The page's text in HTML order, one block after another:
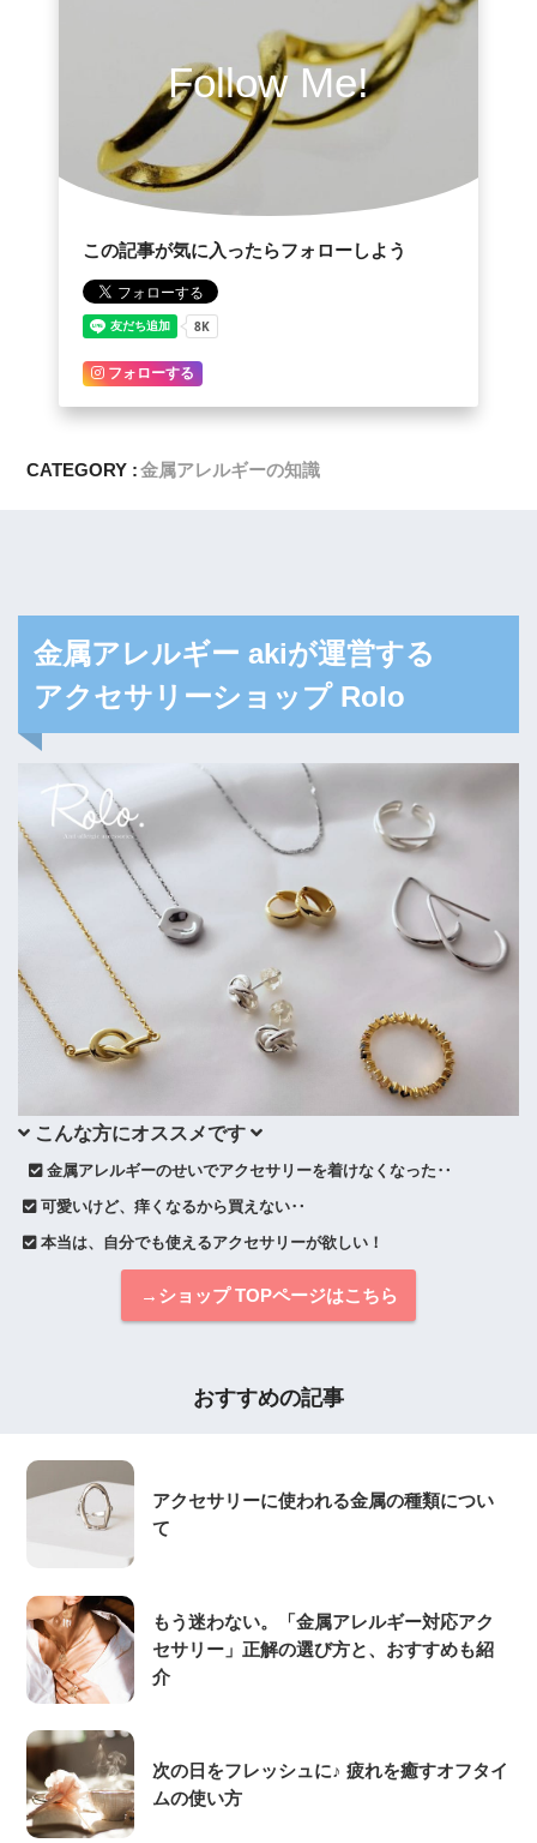
Follow Me!
この記事が気に入ったらフォローしよう
フォローする
CATEGORY : 金属アレルギーの知識
金属アレルギー akiが運営する
アクセサリーショップ Rolo
こんな方にオススメです
金属アレルギーのせいでアクセサリーを着けなくなった‥
可愛いけど、痒くなるから買えない‥
本当は、自分でも使えるアクセサリーが欲しい！
→ショップ TOPページはこちら
おすすめの記事
アクセサリーに使われる金属の種類につい
て
もう迷わない。「金属アレルギー対応アク
セサリー」正解の選び方と、おすすめも紹
介
次の日をフレッシュに♪ 疲れを癒すオフタイ
ムの使い方